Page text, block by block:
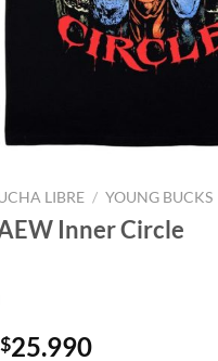
LIBRE / YOUNG BUCKS
Inner Circle
$25.990